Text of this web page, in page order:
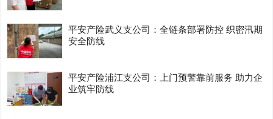
平安产险武义支公司：全链条部署防控 织密汛期
安全防线
平安产险浦江支公司：上门预警靠前服务 助力企
业筑牢防线